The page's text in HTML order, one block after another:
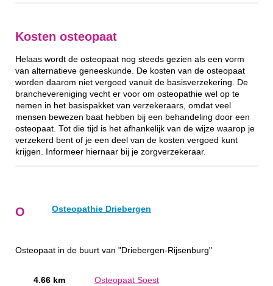
Kosten osteopaat
Helaas wordt de osteopaat nog steeds gezien als een vorm
van alternatieve geneeskunde. De kosten van de osteopaat
worden daarom niet vergoed vanuit de basisverzekering. De
branchevereniging vecht er voor om osteopathie wel op te
nemen in het basispakket van verzekeraars, omdat veel
mensen bewezen baat hebben bij een behandeling door een
osteopaat. Tot die tijd is het afhankelijk van de wijze waarop je
verzekerd bent of je een deel van de kosten vergoed kunt
krijgen. Informeer hiernaar bij je zorgverzekeraar.
O Osteopathie Driebergen
Osteopaat in de buurt van "Driebergen-Rijsenburg"
4.66 km Osteopaat Soest